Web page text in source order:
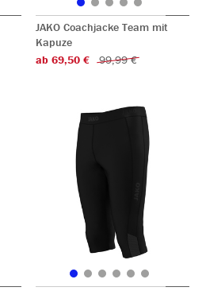
JAKO Coachjacke Team mit
Kapuze
ab 69,50 €
99,99 €